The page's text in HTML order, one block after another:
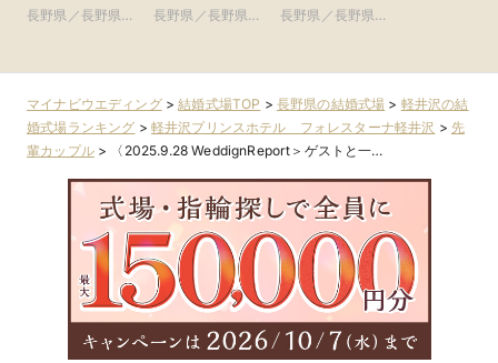
ガーデンヒルズ迎
長野県／長野県全
長野県／長野県全
ン(元:旧軽井沢ホ
長野県／長野県全
マイナビウエディング>結婚式場TOP > 長野県の結婚式場 > 軽井沢の結
婚式場ランキング > 軽井沢プリンスホテル フォレスターナ軽井沢 > 先
輩カップル> 〈2025.9.28 WeddignReport＞ゲストと一…